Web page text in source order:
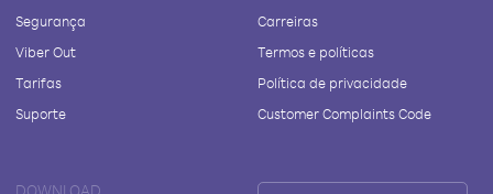
Segurança
Viber Out
Tarifas
Suporte
Carreiras
Termos e políticas
Política de privacidade
Customer Complaints Code
DOWNLOAD